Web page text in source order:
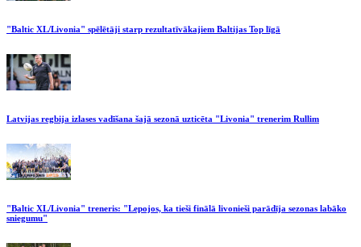
"Baltic XL/Livonia" spēlētāji starp rezultatīvākajiem Baltijas Top līgā
Latvijas regbija izlases vadīšana šajā sezonā uzticēta "Livonia" trenerim Rullim
"Baltic XL/Livonia" treneris: "Lepojos, ka tieši finālā livonieši parādīja sezonas labāko
sniegumu"